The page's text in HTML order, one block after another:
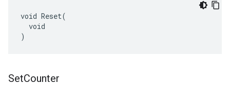
void Reset(
  void
)
SetCounter